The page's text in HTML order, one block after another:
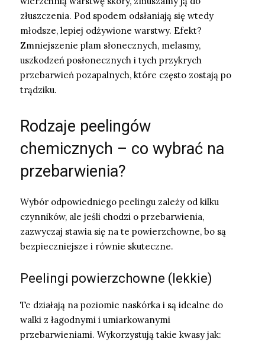
złuszczenia. Pod spodem odsłaniają się wtedy
młodsze, lepiej odżywione warstwy. Efekt?
Zmniejszenie plam słonecznych, melasmy,
uszkodzeń posłonecznych i tych przykrych
przebarwień pozapalnych, które często zostają po
trądziku.
Rodzaje peelingów
chemicznych – co wybrać na
przebarwienia?
Wybór odpowiedniego peelingu zależy od kilku
czynników, ale jeśli chodzi o przebarwienia,
zazwyczaj stawia się na te powierzchowne, bo są
bezpieczniejsze i równie skuteczne.
Peelingi powierzchowne (lekkie)
Te działają na poziomie naskórka i są idealne do
walki z łagodnymi i umiarkowanymi
przebarwieniami. Wykorzystują takie kwasy jak: